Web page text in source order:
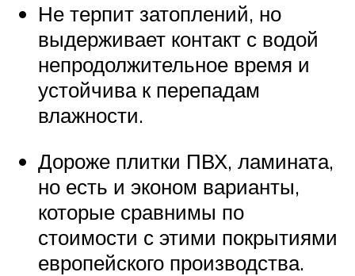
Не терпит затоплений, но
выдерживает контакт с водой
непродолжительное время и
устойчива к перепадам
влажности.
Дороже плитки ПВХ, ламината,
но есть и эконом варианты,
которые сравнимы по
стоимости с этими покрытиями
европейского производства.